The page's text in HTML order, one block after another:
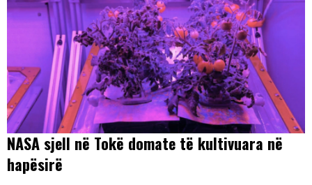
NASA sjell në Tokë domate të kultivuara në
hapësirë